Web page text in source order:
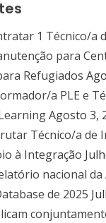
1 Técnico/a
para
Refugiados
a PLE e
Agosto 3,
Técnico/a de
à Integração
nacional da
de 2025